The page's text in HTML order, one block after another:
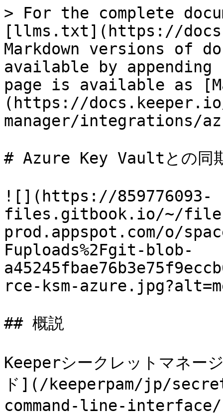
> For the complete
[llms.txt](https://
Markdown versions of
available by
page is available as
(https://
manager/integrations/
# Azure Key Vaultとの同
![](https://859776093-
files.gitbook.io/~/
prod.appspot.com/o/
Fuploads%2Fgit-blob-
rce-ksm-
## 概説
Keeperシークレットマネ
ド](/keeperpam/jp/
command-line-interface/